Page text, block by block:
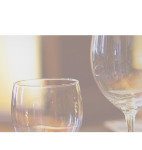
en matière de cookies